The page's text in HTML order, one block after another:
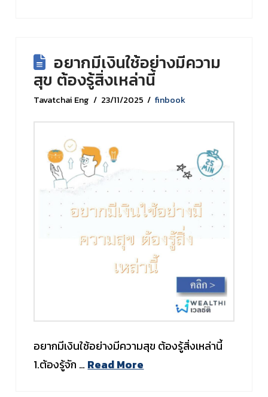
อยากมีเงินใช้อย่างมีความ
สุข ต้องรู้สิ่งเหล่านี้
Tavatchai Eng 23/11/2025 finbook
อยากมีเงินใช้อย่างมีความสุข ต้องรู้สิ่งเหล่านี้
1.ต้องรู้จัก … Read More